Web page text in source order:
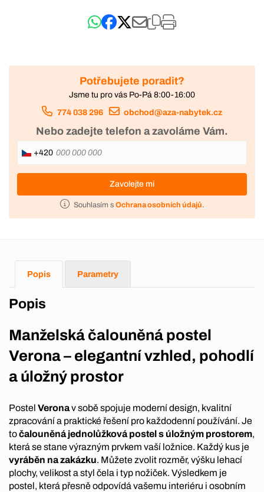
Potřebujete poradit?
Jsme tu pro vás Po-Pá 8:00-16:00
774 038 296 obchod@aza-nabytek.cz
Nebo zadejte telefon a zavoláme Vám.
+420
Zavolejte mi
Souhlasím s Ochrana osobních údajů.
Popis Parametry
Popis
Manželská čalouněná postel
Verona – elegantní vzhled, pohodlí
a úložný prostor
Postel Veronav sobě spojuje moderní design, kvalitní
zpracování a praktické řešení pro každodenní používání. Je
točalouněná jednolůžková postel s úložným prostorem,
která se stane výrazným prvkem vaší ložnice. Každý kus je
vyráběn na zakázku. Můžete zvolit rozměr, výšku lehací
plochy, velikost a styl čela i typ nožiček. Výsledkem je
postel, která přesně odpovídá vašemu interiéru i osobním